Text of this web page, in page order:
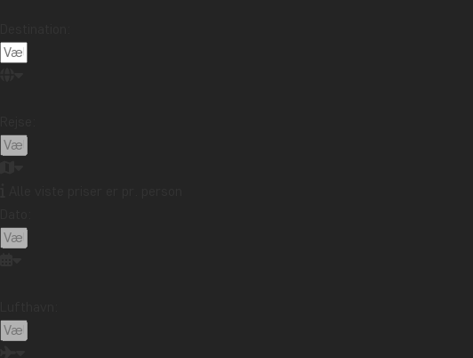
I dag er søen omgivet af majestætiske kalkstensbjerge og klipper, herunder
klippeformation på søen. Disse imponerende formationer, som er dækket af
Aktiviteter og eventyr i Khao Sok
Bådtur på Cheow Lan-søen